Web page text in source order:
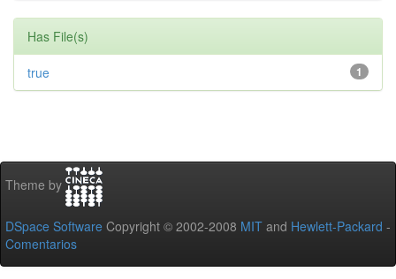
Has File(s)
1
true
Theme by
DSpace Software Copyright © 2002-2008 MIT and Hewlett-Packard -
Comentarios